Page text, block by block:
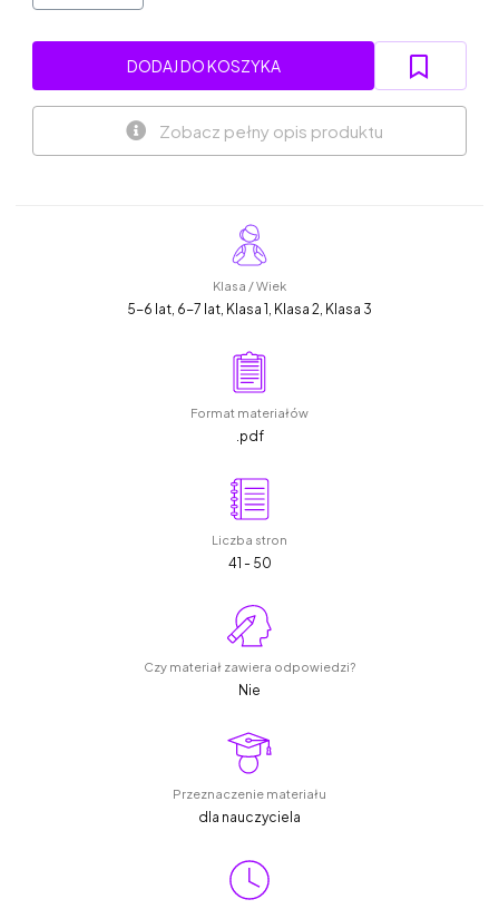
DODAJ DO KOSZYKA
Zobacz pełny opis produktu
Klasa / Wiek
5-6 lat, 6-7 lat, Klasa 1, Klasa 2, Klasa 3
Format materiałów
.pdf
Liczba stron
41 - 50
Czy materiał zawiera odpowiedzi?
Nie
Przeznaczenie materiału
dla nauczyciela